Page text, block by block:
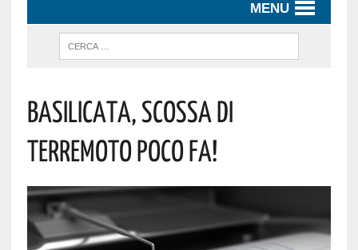
MENU
Basilicata, Scossa Di
Terremoto Poco Fa!